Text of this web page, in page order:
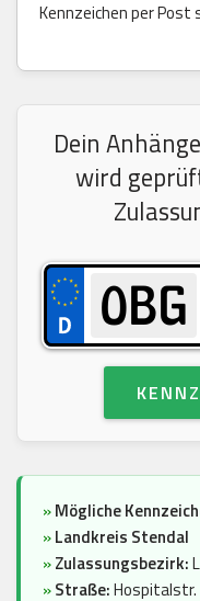
Kennzeichen per Post
Dein
wird
»Mögliche
»Landkreis Stendal
»Zulassungsbezirk:
»Straße: